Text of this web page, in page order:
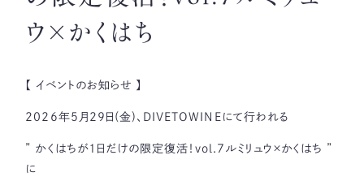
ONLINE STORE
CONTACT
ウ×かくはち
【 イベントのお知らせ 】
2026年5月29日(金)、DIVETOWINEにて行われる
” かくはちが1日だけの限定復活！vol.7ルミリュウ×かくはち ”
に